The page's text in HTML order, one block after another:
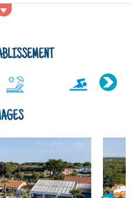
traits du patrimoine